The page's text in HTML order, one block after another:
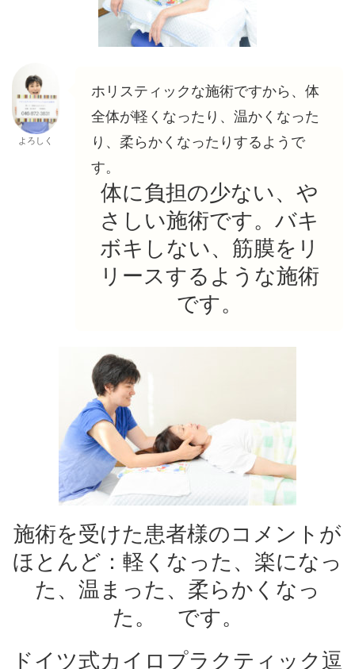
よろしく
ホリスティックな施術ですから、体
全体が軽くなったり、温かくなった
り、柔らかくなったりするようで
す。
体に負担の少ない、や
さしい施術です。バキ
ボキしない、筋膜をリ
リースするような施術
です。
施術を受けた患者様のコメントが
ほとんど：軽くなった、楽になっ
た、温まった、柔らかくなっ
た。 です。
ドイツ式カイロプラクティック逗